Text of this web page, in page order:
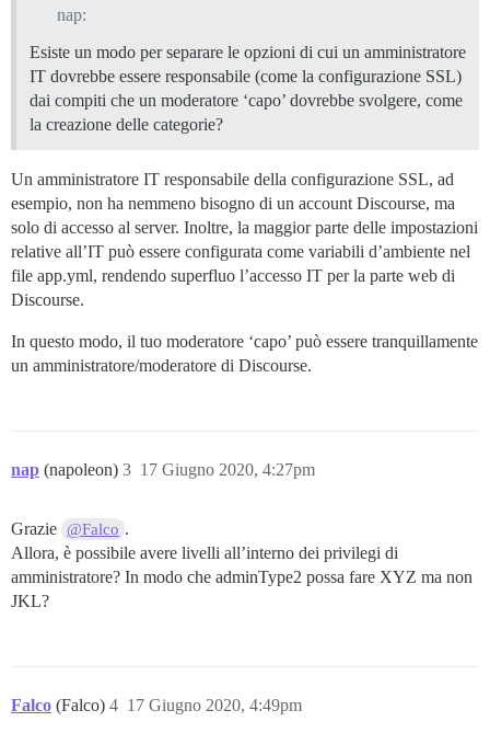
nap:
Esiste un modo per separare le opzioni di cui un amministratore
IT dovrebbe essere responsabile (come la configurazione SSL)
dai compiti che un moderatore ‘capo’ dovrebbe svolgere, come
la creazione delle categorie?
Un amministratore IT responsabile della configurazione SSL, ad
esempio, non ha nemmeno bisogno di un account Discourse, ma
solo di accesso al server. Inoltre, la maggior parte delle impostazioni
relative all’IT può essere configurata come variabili d’ambiente nel
file app.yml, rendendo superfluo l’accesso IT per la parte web di
Discourse.
In questo modo, il tuo moderatore ‘capo’ può essere tranquillamente
un amministratore/moderatore di Discourse.
nap (napoleon) 17 Giugno 2020, 4:27pm
3
Grazie @Falco .
Allora, è possibile avere livelli all’interno dei privilegi di
amministratore? In modo che adminType2 possa fare XYZ ma non
JKL?
Falco (Falco) 17 Giugno 2020, 4:49pm
4